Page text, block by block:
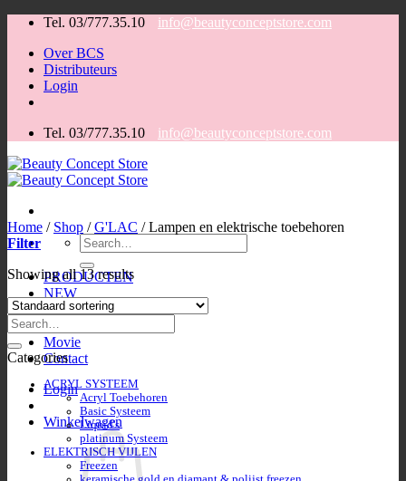
inhoud
Tel. 03/777.35.10
info@beautyconceptstore.com
Over BCS
Distributeurs
Login
Tel. 03/777.35.10 info@beautyconceptstore.com
Zoeken
voor:
PRODUCTEN
NEW
Deals
OPLEIDINGEN
Movie
Contact
Login
Winkelwagen
Home / Shop / G'LAC /Lampen en elektrische toebehoren
Filter
Showing all 13 results
Categories
ACRYL SYSTEEM
Acryl Toebehoren
Basic Systeem
Liquid's
platinum Systeem
ELEKTRISCH VIJLEN
Freezen